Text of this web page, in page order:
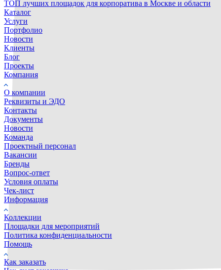
ТОП лучших площадок для корпоратива в Москве и области
Каталог
Услуги
Портфолио
Новости
Клиенты
Блог
Проекты
Компания
О компании
Реквизиты и ЭДО
Контакты
Документы
Новости
Команда
Проектный персонал
Вакансии
Бренды
Вопрос-ответ
Условия оплаты
Чек-лист
Информация
Коллекции
Площадки для мероприятий
Политика конфиденциальности
Помощь
Как заказать